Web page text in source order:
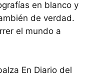
en blanco y
de verdad.
el mundo a
En Diario del